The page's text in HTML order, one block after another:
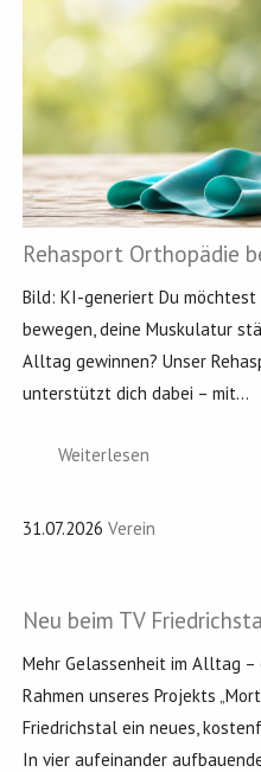
Rehasport Orthopädie
Bild: KI-generiert Du
bewegen, deine Muskulatur
Alltag gewinnen? Unser
unterstützt dich dabei – mit...
Weiterlesen
31.07.2026 Verein
Neu beim TV
Mehr Gelassenheit im Alltag
Rahmen unseres Projekts
Friedrichstal ein neues,
In vier aufeinander